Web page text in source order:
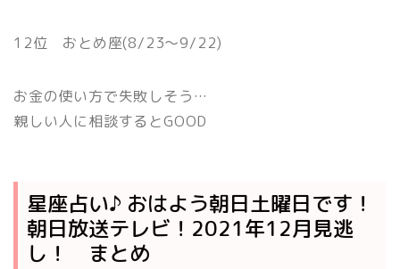
12位 おとめ座(8/23〜9/22)
お金の使い方で失敗しそう…
親しい人に相談するとGOOD
星座占い♪ おはよう朝日土曜日です！
朝日放送テレビ！2021年12月見逃
し！ まとめ